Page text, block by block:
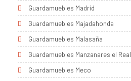
Guardamuebles Madrid
Guardamuebles Majadahonda
Guardamuebles Malasaña
Guardamuebles Manzanares el Real
Guardamuebles Meco